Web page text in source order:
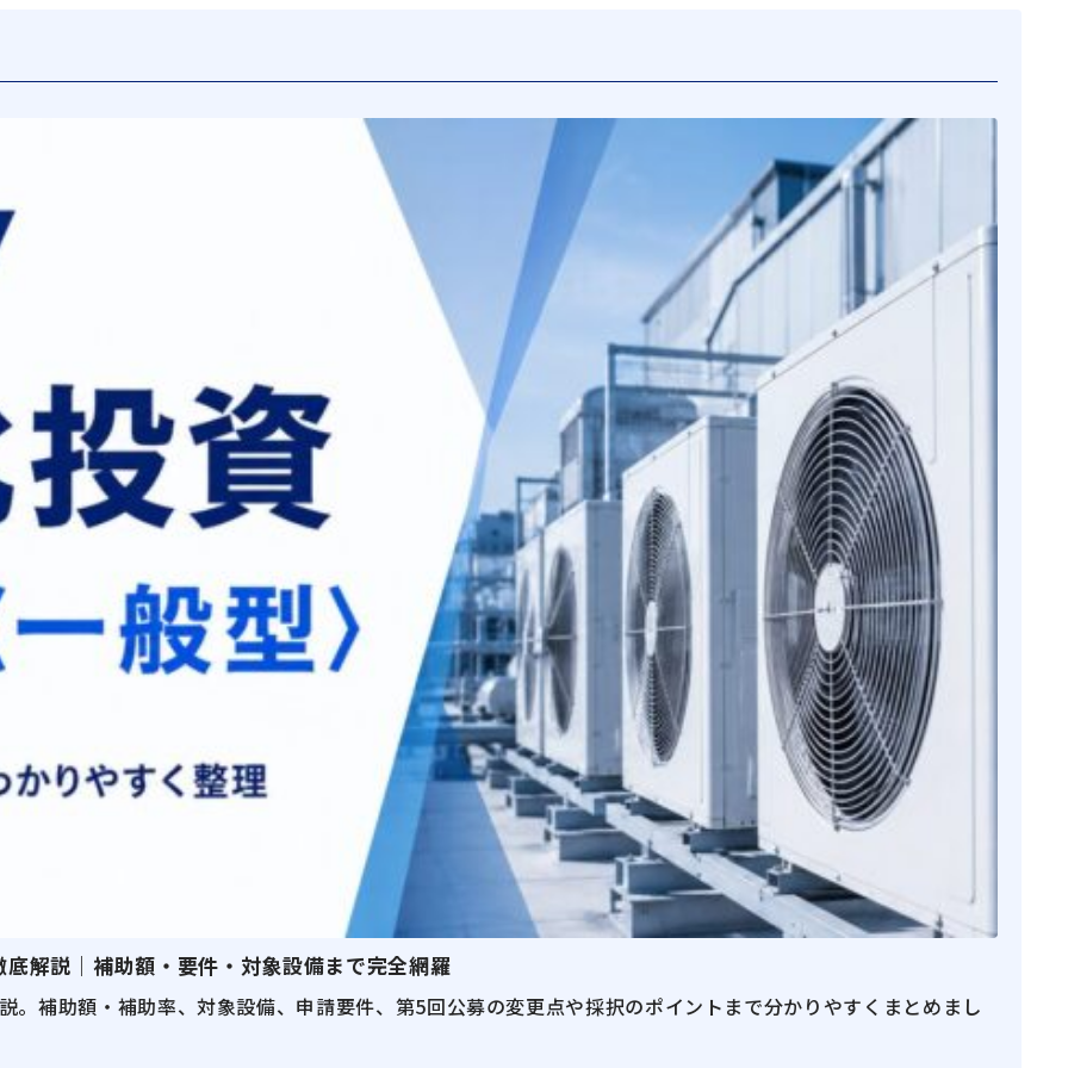
解説｜補助額・要件・対象設備まで完全網羅
。補助額・補助率、対象設備、申請要件、第5回公募の変更点や採択のポイントまで分かりやすくまとめまし